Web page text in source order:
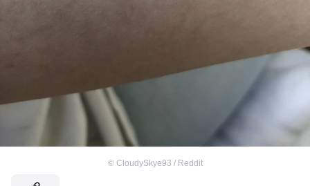
© CloudySkye93 / Reddit